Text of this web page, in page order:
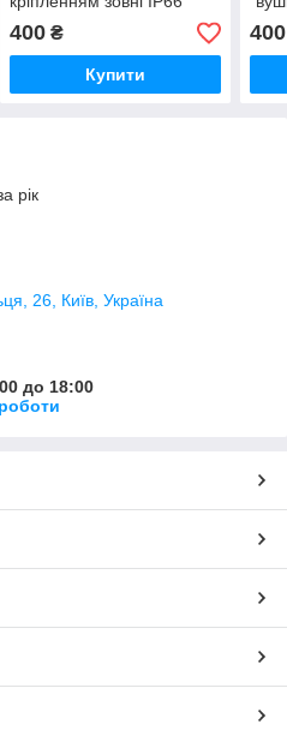
поліпропілен 152*87*52мм
IP65 M20/10 IK07
80240301
400₴
Купити
400
рік
26, Київ, Україна
до 18:00